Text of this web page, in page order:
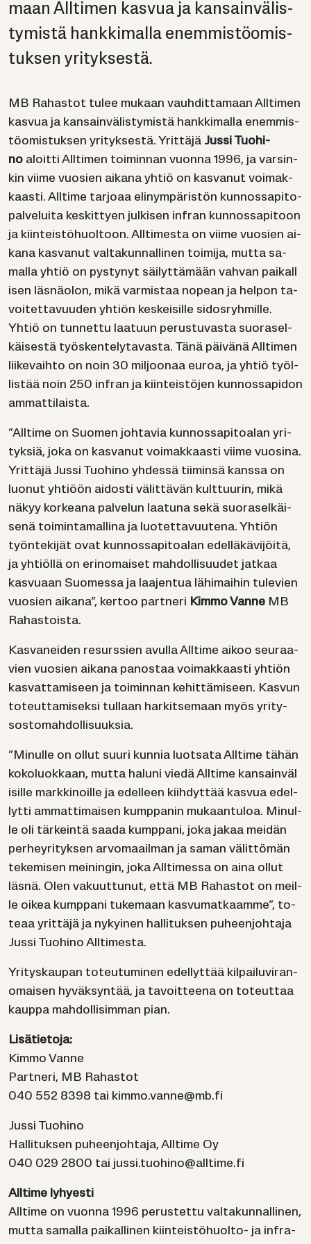
maan All­ti­men kas­vua ja kan­sain­vä­lis­
ty­mis­tä hank­ki­mal­la enem­mis­tö­omis­
tuk­sen yri­tyk­ses­tä.
MB Ra­has­tot tulee mu­kaan vauh­dit­ta­maan All­ti­men
kas­vua ja kan­sain­vä­lis­ty­mis­tä hank­ki­mal­la enem­mis­
tö­omis­tuk­sen yri­tyk­ses­tä. Yrit­tä­jä Jussi Tuo­hi­
no aloit­ti All­ti­men toi­min­nan vuon­na 1996, ja var­sin­
kin viime vuo­sien ai­ka­na yhtiö on kas­va­nut voi­mak­
kaas­ti. All­ti­me tar­jo­aa eli­nym­pä­ris­tön kun­nos­sa­pi­to­
pal­ve­lui­ta kes­kit­tyen jul­ki­sen in­fran kun­nos­sa­pi­toon
ja kiin­teis­tö­huol­toon. All­ti­mes­ta on viime vuo­sien ai­
ka­na kas­va­nut val­ta­kun­nal­li­nen toi­mi­ja, mutta sa­
mal­la yhtiö on pys­ty­nyt säi­lyt­tä­mään vah­van pai­kal­l
i­sen läs­nä­olon, mikä var­mis­taa no­pean ja hel­pon ta­
voi­tet­ta­vuu­den yh­tiön kes­kei­sil­le si­dos­ryh­mil­le.
Yhtiö on tun­net­tu laa­tuun pe­rus­tu­vas­ta suo­ra­sel­
käi­ses­tä työs­ken­te­ly­ta­vas­ta. Tänä päi­vä­nä All­ti­men
lii­ke­vaih­to on noin 30 mil­joo­naa euroa, ja yhtiö työl­
lis­tää noin 250 in­fran ja kiin­teis­tö­jen kun­nos­sa­pi­don
am­mat­ti­lais­ta.
”All­ti­me on Suo­men joh­ta­via kun­nos­sa­pi­toa­lan yri­
tyk­siä, joka on kas­va­nut voi­mak­kaas­ti viime vuo­si­na.
Yrit­tä­jä Jussi Tuo­hi­no yh­des­sä tii­min­sä kans­sa on
luo­nut yh­ti­öön ai­dos­ti vä­lit­tä­vän kult­tuu­rin, mikä
näkyy kor­kea­na pal­ve­lun laa­tu­na sekä suo­ra­sel­käi­
se­nä toi­min­ta­mal­li­na ja luo­tet­ta­vuu­te­na. Yh­tiön
työn­te­ki­jät ovat kun­nos­sa­pi­toa­lan edel­lä­kä­vi­jöi­tä,
ja yh­tiöl­lä on erin­omai­set mah­dol­li­suu­det jat­kaa
kas­vu­aan Suo­mes­sa ja laa­jen­tua lä­hi­mai­hin tu­le­vien
vuo­sien ai­ka­na”, ker­too part­ne­ri Kimmo Vanne MB
Ra­has­tois­ta.
Kas­va­nei­den re­surs­sien avul­la All­ti­me aikoo seu­raa­
vien vuo­sien ai­ka­na pa­nos­taa voi­mak­kaas­ti yh­tiön
kas­vat­ta­mi­seen ja toi­min­nan ke­hit­tä­mi­seen. Kas­vun
to­teut­ta­mi­sek­si tul­laan har­kit­se­maan myös yri­ty­
sos­to­mah­dol­li­suuk­sia.
”Mi­nul­le on ollut suuri kun­nia luot­sa­ta All­ti­me tähän
ko­ko­luok­kaan, mutta ha­lu­ni viedä All­ti­me kan­sain­vä­l
i­sil­le mark­ki­noil­le ja edel­leen kiih­dyt­tää kas­vua edel­
lyt­ti am­mat­ti­mai­sen kump­pa­nin mu­kaan­tu­loa. Mi­nul­
le oli tär­kein­tä saada kump­pa­ni, joka jakaa mei­dän
per­hey­ri­tyk­sen ar­vo­maa­il­man ja saman vä­lit­tö­män
te­ke­mi­sen mei­nin­gin, joka All­ti­mes­sa on aina ollut
läsnä. Olen va­kuut­tu­nut, että MB Ra­has­tot on meil­
le oikea kump­pa­ni tu­ke­maan kas­vu­mat­kaam­me”, to­
te­aa yrit­tä­jä ja ny­kyi­nen hal­li­tuk­sen pu­heen­joh­ta­ja
Jussi Tuo­hi­no All­ti­mes­ta.
Yri­tys­kau­pan to­teu­tu­mi­nen edel­lyt­tää kil­pai­lu­vi­ran­
omai­sen hy­väk­syn­tää, ja ta­voit­tee­na on to­teut­taa
kaup­pa mah­dol­li­sim­man pian.
Li­sä­tie­to­ja:
Kimmo Vanne
Part­ne­ri, MB Ra­has­tot
040 552 8398 tai kimmo.vanne@mb.fi
Jussi Tuo­hi­no
Hal­li­tuk­sen pu­heen­joh­ta­ja, All­ti­me Oy
040 029 2800 tai jussi.tuo­hi­no@all­ti­me.fi
All­ti­me ly­hyes­ti
All­ti­me on vuon­na 1996 pe­rus­tet­tu val­ta­kun­nal­li­nen,
mutta sa­mal­la pai­kal­li­nen kiinteistöhuolto-​ ja in­fra­